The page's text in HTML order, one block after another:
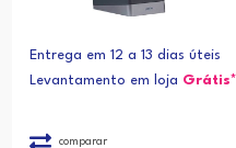
Entrega em 12 a 13 dias úteis
Levantamento em loja Grátis*
comparar